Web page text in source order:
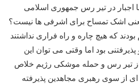
اجبار در تیر رس جمهوری اسلامی
اشک تمساح برای اشرفی ها نیست؟
بودند که هیچ چاره و راه فراری نداشتند
بود اما وقتی می توان این
تیر رس و حمله موشکی رژیم خلاص
ای از سوی رهبری مجاهدین پذیرفته